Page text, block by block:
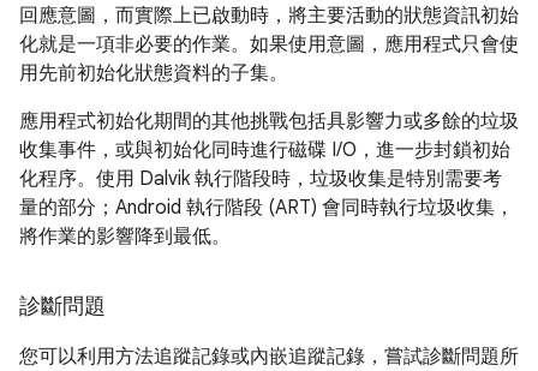
回應意圖，而實際上已啟動時，將主要活動的狀態資訊初始
化就是一項非必要的作業。如果使用意圖，應用程式只會使
用先前初始化狀態資料的子集。
應用程式初始化期間的其他挑戰包括具影響力或多餘的垃圾
收集事件，或與初始化同時進行磁碟 I/O，進一步封鎖初始
化程序。使用 Dalvik 執行階段時，垃圾收集是特別需要考
量的部分；Android 執行階段 (ART) 會同時執行垃圾收集，
將作業的影響降到最低。
診斷問題
您可以利用方法追蹤記錄或內嵌追蹤記錄，嘗試診斷問題所